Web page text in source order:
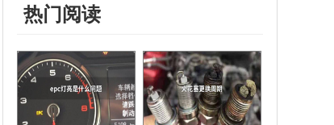
热门阅读